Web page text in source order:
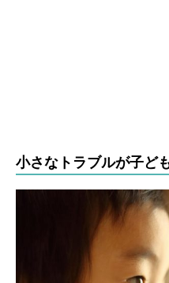
小さなトラブルが子ど